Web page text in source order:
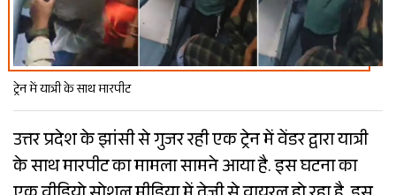
ट्रेन में यात्री के साथ मारपीट
उत्तर प्रदेश के झांसी से गुजर रही एक ट्रेन में वेंडर द्वारा यात्री
के साथ मारपीट का मामला सामने आया है. इस घटना का